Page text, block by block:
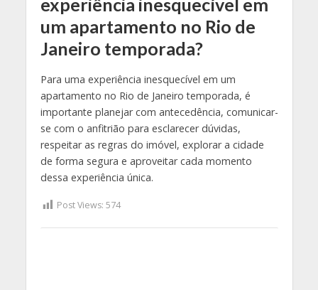
experiência inesquecível em
um apartamento no Rio de
Janeiro temporada?
Para uma experiência inesquecível em um
apartamento no Rio de Janeiro temporada, é
importante planejar com antecedência, comunicar-
se com o anfitrião para esclarecer dúvidas,
respeitar as regras do imóvel, explorar a cidade
de forma segura e aproveitar cada momento
dessa experiência única.
Post Views: 574